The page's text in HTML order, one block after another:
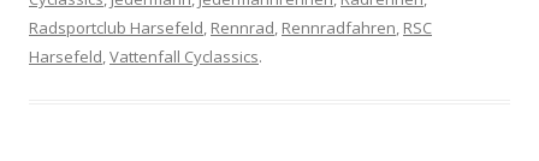
Radsportclub Harsefeld, Rennrad, Rennradfahren, RSC
Harsefeld,Vattenfall Cyclassics.